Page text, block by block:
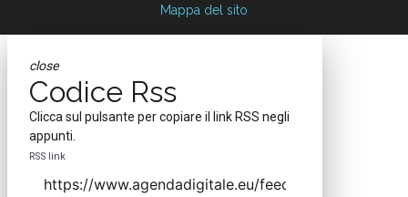
Mappa del sito
close
Codice Rss
Clicca sul pulsante per copiare il link RSS negli
appunti.
RSS link